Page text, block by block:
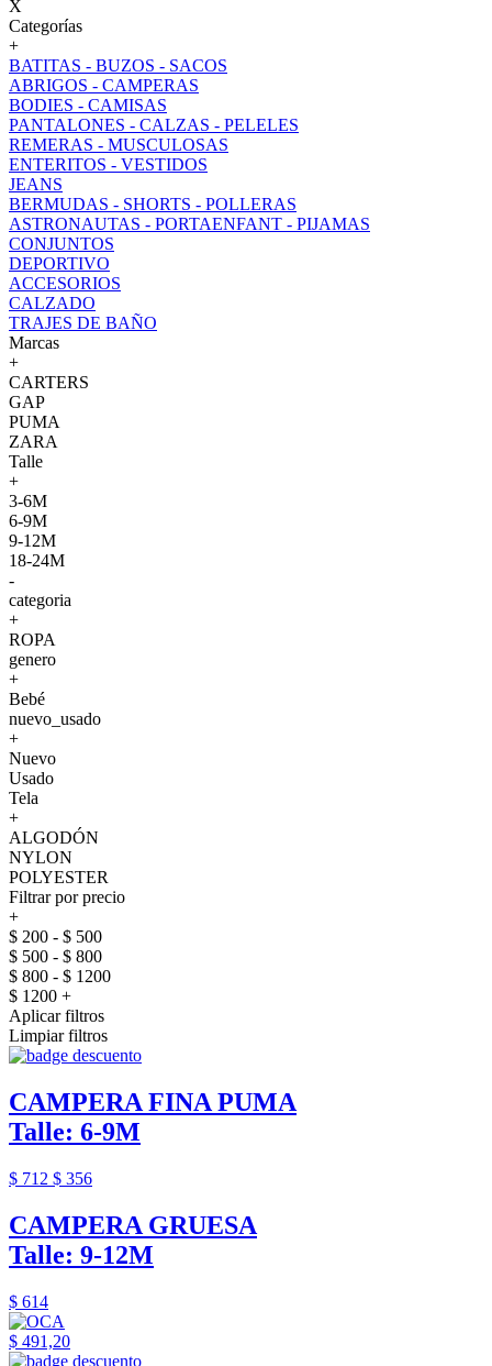
X
Categorías
+
BATITAS - BUZOS - SACOS
ABRIGOS - CAMPERAS
BODIES - CAMISAS
PANTALONES - CALZAS - PELELES
REMERAS - MUSCULOSAS
ENTERITOS - VESTIDOS
JEANS
BERMUDAS - SHORTS - POLLERAS
ASTRONAUTAS - PORTAENFANT - PIJAMAS
CONJUNTOS
DEPORTIVO
ACCESORIOS
CALZADO
TRAJES DE BAÑO
Marcas
+
CARTERS
GAP
PUMA
ZARA
Talle
+
3-6M
6-9M
9-12M
18-24M
-
categoria
+
ROPA
genero
+
Bebé
nuevo_usado
+
Nuevo
Usado
Tela
+
ALGODÓN
NYLON
POLYESTER
Filtrar por precio
+
$ 200 - $ 500
$ 500 - $ 800
$ 800 - $ 1200
$ 1200 +
Aplicar filtros
Limpiar filtros
CAMPERA FINA PUMA
Talle: 6-9M
$ 712 $ 356
CAMPERA GRUESA
Talle: 9-12M
$ 614
$ 491,20